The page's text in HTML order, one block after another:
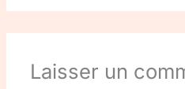
Laisser un